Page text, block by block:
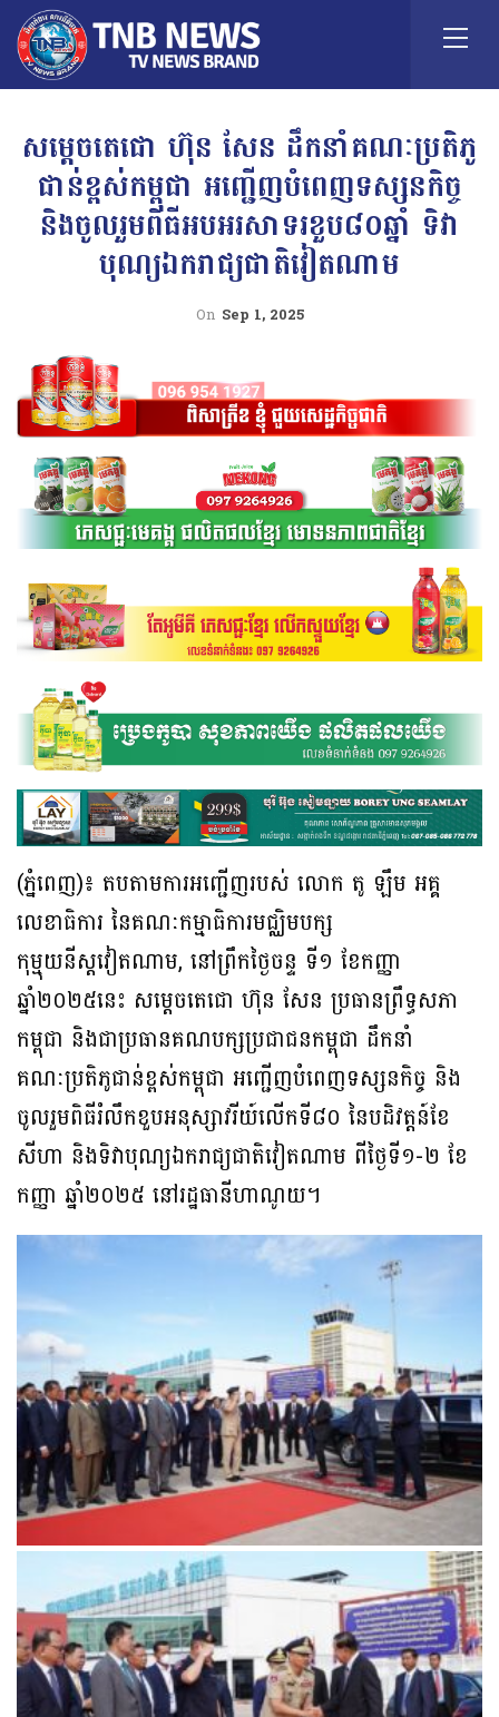
សម្តេចតេជោ ហ៊ុន សែន ដឹកនាំគណៈប្រតិភូ
ជាន់ខ្ពស់កម្ពុជា អញ្ជើញបំពេញទស្សនកិច្ច
និងចូលរួមពិធីអបអរសាទរខួប៨០ឆ្នាំ ទិវា
បុណ្យឯករាជ្យជាតិវៀតណាម
On Sep 1, 2025
(ភ្នំពេញ)៖ តបតាមការអញ្ជើញរបស់ លោក តូ ឡឹម អគ្គ
លេខាធិការ នៃគណៈកម្មាធិការ​មជ្ឈិមបក្ស
កុម្មុយនីស្តវៀតណាម, នៅព្រឹកថ្ងៃចន្ទ ទី១ ខែកញ្ញា
ឆ្នាំ២០២៥នេះ សម្តេចតេជោ ហ៊ុន សែន ប្រធានព្រឹទ្ធសភា
កម្ពុជា និងជាប្រធានគណបក្សប្រជាជនកម្ពុជា ​ដឹកនាំ
គណៈប្រតិភូជាន់ខ្ពស់កម្ពុជា អញ្ជើញបំពេញទស្សនកិច្ច និង
ចូលរួមពិធីរំលឹកខួប​អនុស្សាវរីយ៍លើកទី៨០ នៃបដិវត្តន៍ខែ
សីហា និងទិវាបុណ្យឯករាជ្យជាតិវៀតណាម ពីថ្ងៃទី១-២ ខែ
កញ្ញា ឆ្នាំ២០២៥ នៅរដ្ឋធានីហាណូយ។